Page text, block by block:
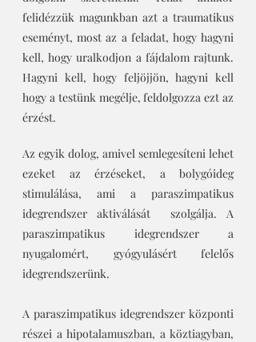
felidézzük magunkban azt a traumatikus
eseményt, most az a feladat, hogy hagyni
kell, hogy uralkodjon a fájdalom rajtunk.
Hagyni kell, hogy feljöjjön, hagyni kell
hogy a testünk megélje, feldolgozza ezt az
érzést.
Az egyik dolog, amivel semlegesíteni lehet
ezeket az érzéseket, a bolygóideg
stimulálása, ami a paraszimpatikus
idegrendszer aktiválását  szolgálja. A
paraszimpatikus idegrendszer a
nyugalomért, gyógyulásért felelős
idegrendszerünk.
A paraszimpatikus idegrendszer központi
részei a hipotalamuszban, a köztiagyban,